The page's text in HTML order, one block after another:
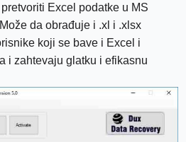
Excel podatke u MS
da obrađuje i .xl i .xlsx
koji se bave i Excel i
i zahtevaju glatku i efikasnu